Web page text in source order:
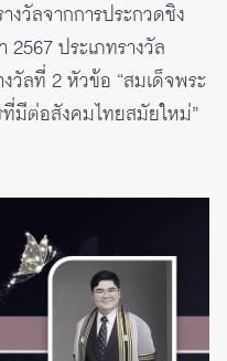
งวัลจากการประกวดชิง
ประเภทรางวัล
วัลที่ 2หัวข้อ “สมเด็จพระ
มีต่อสังคมไทยสมัยใหม่”